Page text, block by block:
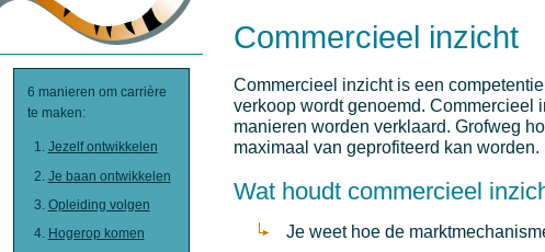
Commercieel inzicht
Commercieel inzicht is een
verkoop wordt genoemd.
manieren worden verklaard. Grofweg
maximaal van geprofiteerd kan worden.
Wat houdt commercieel
Je weet hoe de
6 manieren om carrière
te maken:
Jezelf ontwikkelen
Je baan ontwikkelen
Opleiding volgen
Hogerop komen